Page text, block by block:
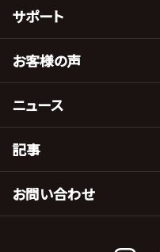
サポート
お客様の声
ニュース
記事
お問い合わせ